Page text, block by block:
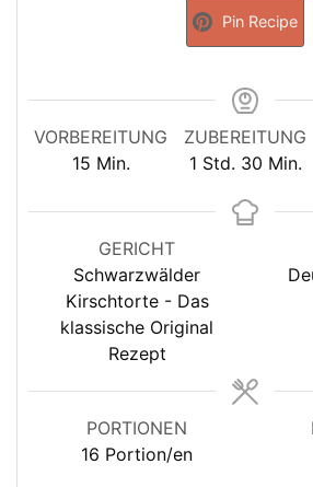
Pin Recipe
VORBEREITUNG
15Minuten
Min.
ZUBEREITUNG
1Stunde
Std. 30 Min.
GERICHT
Schwarzwälder
Kirschtorte - Das
klassische Original
Rezept
PORTIONEN
16 Portion/en